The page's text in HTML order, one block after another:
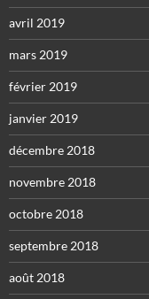
avril 2019
mars 2019
février 2019
janvier 2019
décembre 2018
novembre 2018
octobre 2018
septembre 2018
août 2018